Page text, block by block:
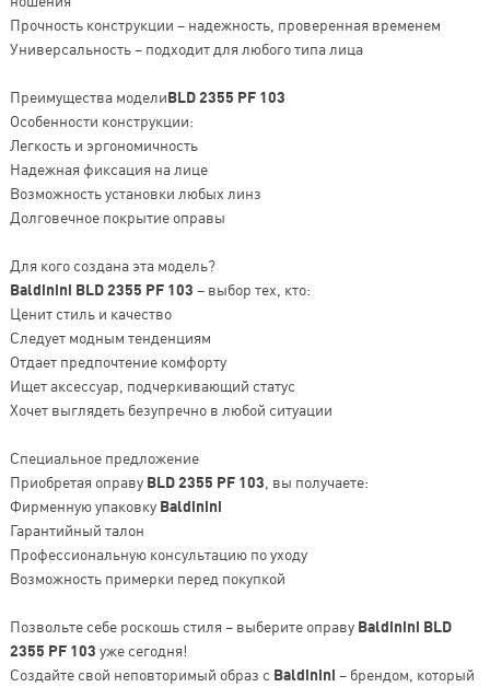
Прочность конструкции – надежность, проверенная временем
Универсальность – подходит для любого типа лица
Преимущества моделиBLD 2355 PF 103
Особенности конструкции:
Легкость и эргономичность
Надежная фиксация на лице
Возможность установки любых линз
Долговечное покрытие оправы
Для кого создана эта модель?
Baldinini BLD 2355 PF 103 – выбор тех, кто:
Ценит стиль и качество
Следует модным тенденциям
Отдает предпочтение комфорту
Ищет аксессуар, подчеркивающий статус
Хочет выглядеть безупречно в любой ситуации
Специальное предложение
Приобретая оправу BLD 2355 PF 103 , вы получаете:
Фирменную упаковку Baldinini
Гарантийный талон
Профессиональную консультацию по уходу
Возможность примерки перед покупкой
Позвольте себе роскошь стиля – выберите оправу Baldinini BLD
2355 PF 103 уже сегодня!
Создайте свой неповторимый образ с Baldinini – брендом, который